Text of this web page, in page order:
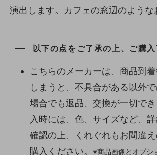
演出します。カフェの窓辺のような
以下の点をご了承の上、ご購入
こちらのメーカーは、商品到
しまうと、不具合がある以外
場合でも返品、交換が一切で
入時には、色、サイズなど、
確認の上、くれぐれもお間違
購入ください。
※商品画像とオプシ